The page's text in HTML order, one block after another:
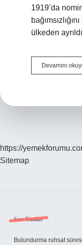
1919’da
ülkeden
Devamını
https://
Sitemap
Sidebar
Son Yazılar
Bulundurma ruhsat